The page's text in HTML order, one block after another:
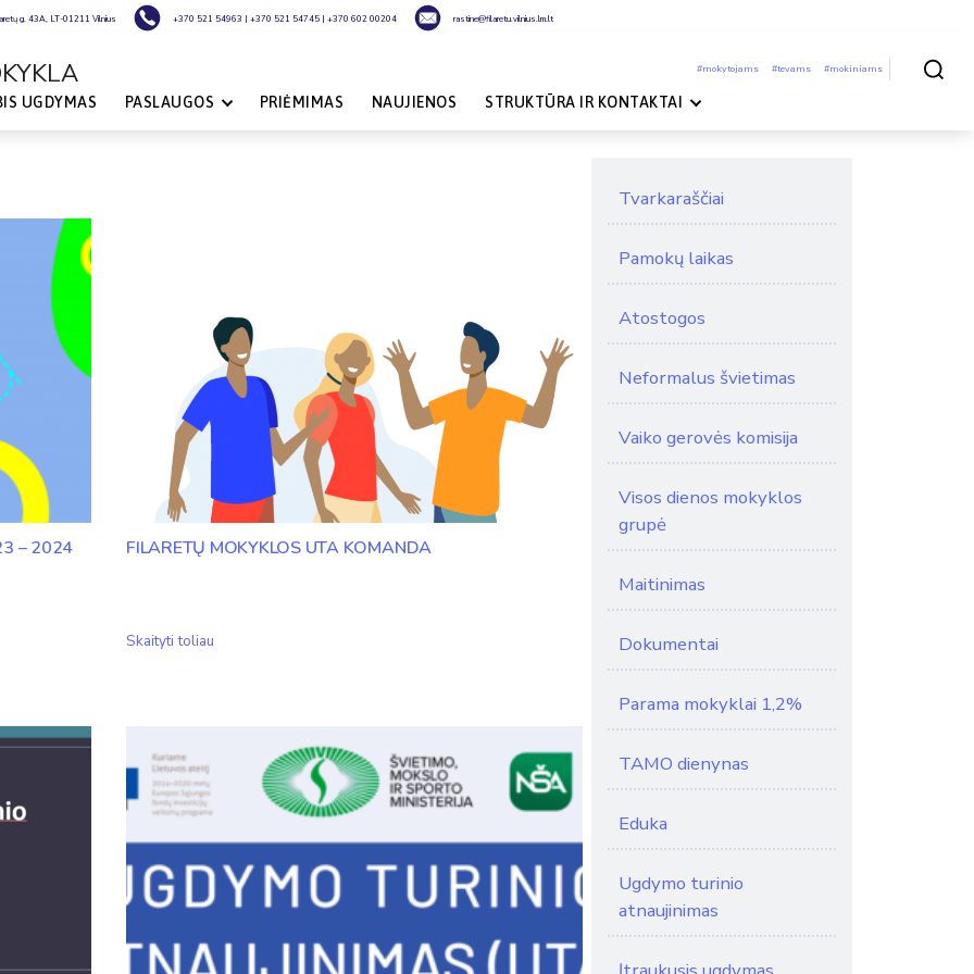
g. 43A, LT-01211 Vilnius +370 521 54963 | +370 521 54745 | +370 602 00204 rastine@filaretu.vilnius.lm.lt
#mokytojams #tevams #mokiniams
UGDYMAS PASLAUGOS PRIĖMIMAS NAUJIENOS STRUKTŪRA IR KONTAKTAI
– 2024
FILARETŲ MOKYKLOS UTA KOMANDA
Skaityti toliau
Tvarkaraščiai
Pamokų laikas
Atostogos
Neformalus švietimas
Vaiko gerovės komisija
Visos dienos mokyklos
grupė
Maitinimas
Dokumentai
Parama mokyklai 1,2%
TAMO dienynas
Eduka
Ugdymo turinio
atnaujinimas